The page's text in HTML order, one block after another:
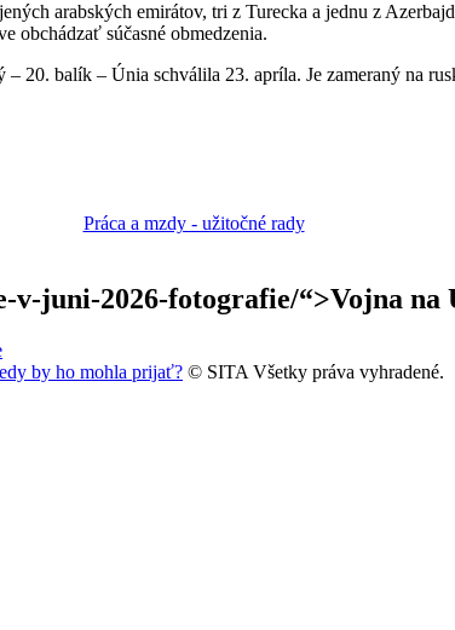
arabských emirátov, tri z Turecka a jednu z
obchádzať súčasné obmedzenia.
balík – Únia schválila 23. apríla. Je zameraný na
juni-2026-fotografie/“>Vojna
by ho mohla prijať? © SITA Všetky práva vyhradené.